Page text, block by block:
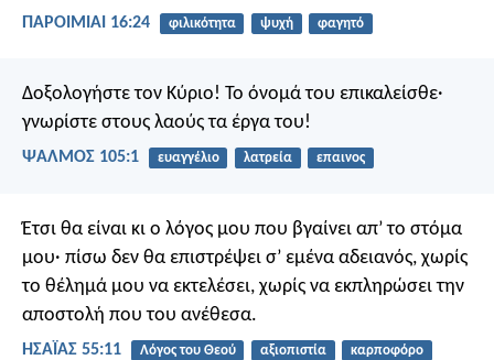
ΠΑΡΟΙΜΙΑΙ 16:24 φιλικότητα ψυχή φαγητό
Δοξολογήστε τον Κύριο! Το όνομά του επικαλείσθε·
γνωρίστε στους λαούς τα έργα του!
ΨΑΛΜΌΣ 105:1 ευαγγέλιο λατρεία επαινος
Έτσι θα είναι κι ο λόγος μου που βγαίνει απ’ το στόμα
μου· πίσω δεν θα επιστρέψει σ’ εμένα αδειανός, χωρίς
το θέλημά μου να εκτελέσει, χωρίς να εκπληρώσει την
αποστολή που του ανέθεσα.
ΗΣΑΪΑΣ 55:11 Λόγος του Θεού αξιοπιστία καρποφόρο